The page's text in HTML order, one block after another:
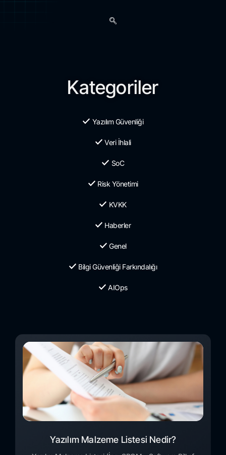
Kategoriler
Yazılım Güvenliği
Veri İhlali
SoC
Risk Yönetimi
KVKK
Haberler
Genel
Bilgi Güvenliği Farkındalığı
AIOps
Yazılım Malzeme Listesi Nedir?